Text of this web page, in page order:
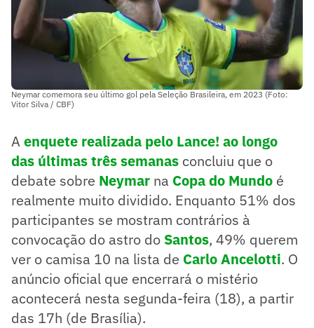
Neymar comemora seu último gol pela Seleção Brasileira, em 2023 (Foto:
Vitor Silva / CBF)
Aenquete realizada pelo Lance! ao longo
das últimas três semanas concluiu que o
debate sobre Neymar na Copa do Mundo é
realmente muito dividido. Enquanto 51% dos
participantes se mostram contrários à
convocação do astro do Santos, 49% querem
ver o camisa 10 na lista de Carlo Ancelotti. O
anúncio oficial que encerrará o mistério
acontecerá nesta segunda-feira (18), a partir
das 17h (de Brasília).